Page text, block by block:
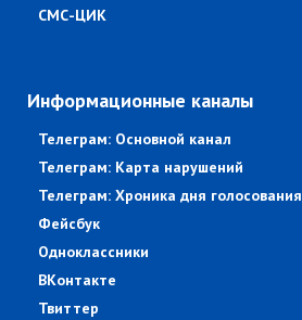
СМС-ЦИК
Информационные каналы
Телеграм: Основной канал
Телеграм: Карта нарушений
Телеграм: Хроника дня голосования
Фейсбук
Одноклассники
ВКонтакте
Твиттер